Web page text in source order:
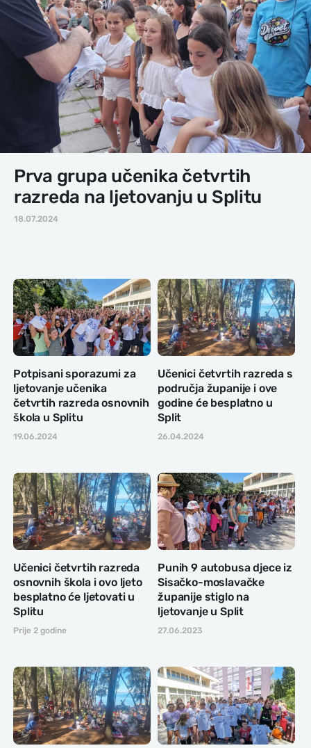
Prva grupa učenika četvrtih
razreda na ljetovanju u Splitu
18.07.2024
Potpisani sporazumi za
ljetovanje učenika
četvrtih razreda osnovnih
škola u Splitu
19.06.2024
Učenici četvrtih razreda s
područja županije i ove
godine će besplatno u
Split
26.04.2024
Učenici četvrtih razreda
osnovnih škola i ovo ljeto
besplatno će ljetovati u
Splitu
Prije 2 godine
Punih 9 autobusa djece iz
Sisačko-moslavačke
županije stiglo na
ljetovanje u Split
27.06.2023